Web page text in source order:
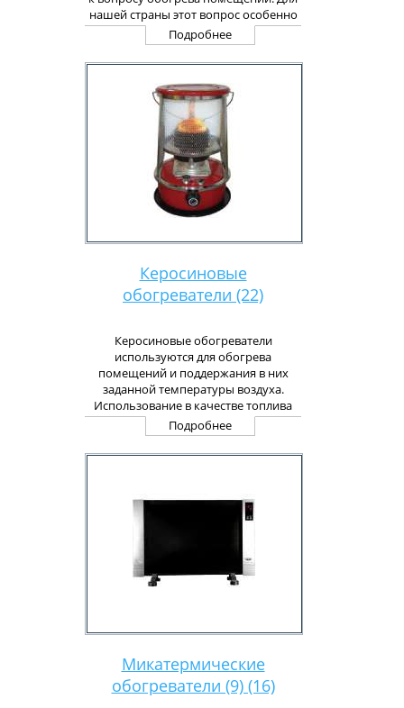
нашей страны этот вопрос особенно
актуален — Россия издавна славится
своим прохладным климатом. К
счастью, сегодня нам не приходится
колоть дрова, покупать уголь и
топить печи. Достойная
альтернатива, облегчающая жизнь —
водяные радиаторы и батареи
отопления, которые снабжают наши
квартиры теплом.
Подробнее
Керосиновые
обогреватели (22)
Керосиновые обогреватели
используются для обогрева
помещений и поддержания в них
заданной температуры воздуха.
Использование в качестве топлива
керосина определяет чрезвычайно
высокую эффективность нагрева и
быстрое достижение заданной
применение современных
технологий делает их эксплуатацию
надежной и безопасной.
Подробнее
Микатермические
обогреватели (9) (16)